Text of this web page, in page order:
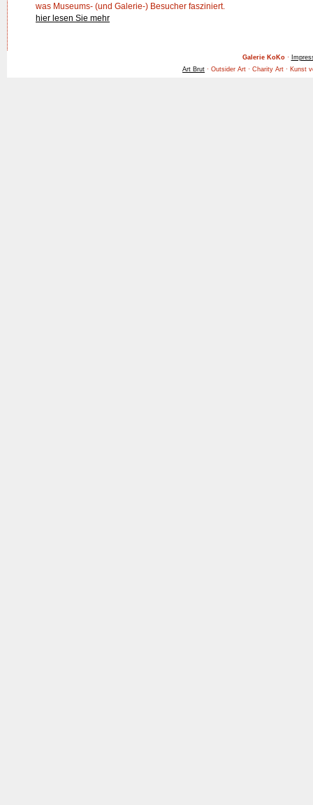
was Museums- (und Galerie-) Besucher fasziniert.
hier lesen Sie mehr
Galerie KoKo·
Art Brut · Outsider Art · Charity Art · Kunst